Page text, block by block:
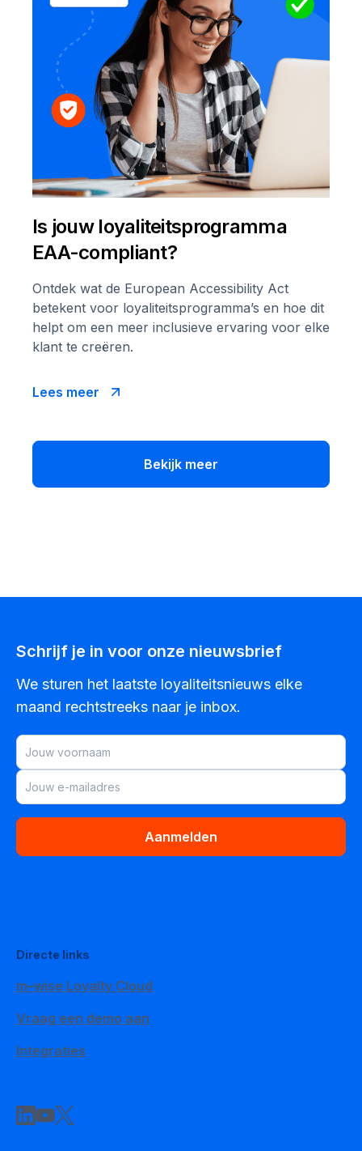
Is jouw loyaliteitsprogramma
EAA-compliant?
Ontdek wat de European Accessibility Act
betekent voor loyaliteitsprogramma’s en hoe dit
helpt om een meer inclusieve ervaring voor elke
klant te creëren.
Lees meer
Bekijk meer
Schrijf je in voor onze nieuwsbrief
We sturen het laatste loyaliteitsnieuws elke
maand rechtstreeks naar je inbox.
Aanmelden
Directe links
m–wise Loyalty Cloud
Vraag een demo aan
Integraties